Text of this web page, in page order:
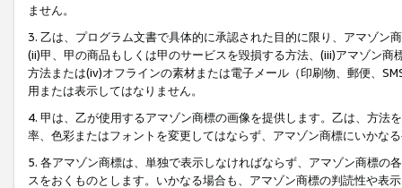
ません。
3. 乙は、プログラム文書で具体的に承認された目的に限り、アマゾン
(ii)甲、甲の商品もしくは甲のサービスを毀損する方法、(iii)アマゾン
方法または(iv)オフラインの素材または電子メール（印刷物、郵便、
用または表示してはなりません。
4. 甲は、乙が使用するアマゾン商標の画像を提供します。乙は、方
率、色彩またはフォントを変更してはならず、アマゾン商標にいかな
5. 各アマゾン商標は、単独で表示しなければならず、アマゾン商標
スをおくものとします。いかなる場合も、アマゾン商標の判読性や表